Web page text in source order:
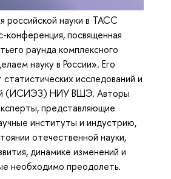
российской науки в ТАСС
конференция, посвященная
раунда комплексного
науку в России». Его
исследований и
(ИСИЭЗ) НИУ ВШЭ. Авторы
представляющие
институты и индустрию,
отечественной науки,
динамике изменений и
необходимо преодолеть.